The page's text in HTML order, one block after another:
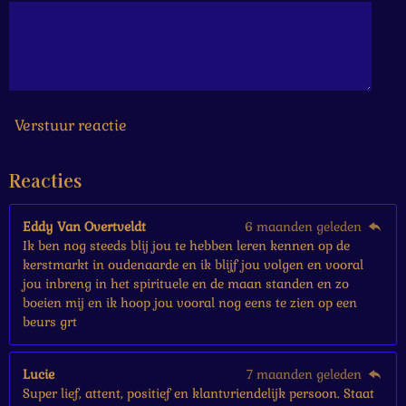
r
r
Verstuur reactie
Reacties
Eddy Van Overtveldt
6 maanden geleden
Ik ben nog steeds blij jou te hebben leren kennen op de
kerstmarkt in oudenaarde en ik blijf jou volgen en vooral
jou inbreng in het spirituele en de maan standen en zo
boeien mij en ik hoop jou vooral nog eens te zien op een
beurs grt
Lucie
7 maanden geleden
Super lief, attent, positief en klantvriendelijk persoon. Staat